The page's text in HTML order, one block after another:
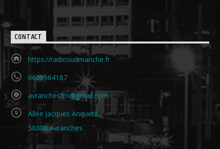
CONTACT
https://radiosudmanche.fr
0609564187
avranchesfm@gmail.com
Allée Jacques Anquetil
50300 Avranches